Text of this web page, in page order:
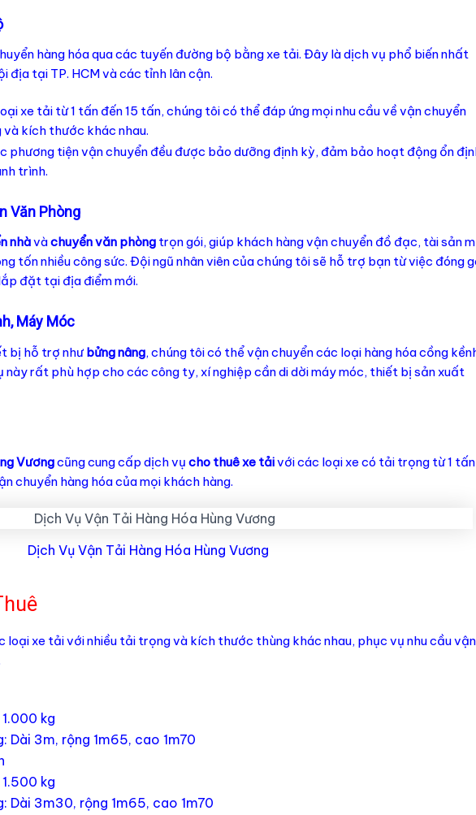
hàng hóa qua các tuyến đường bộ bằng xe tải. Đây là dịch vụ phổ biến nhất
địa tại TP. HCM và các tỉnh lân cận.
xe tải từ 1 tấn đến 15 tấn, chúng tôi có thể đáp ứng mọi nhu cầu về vận chuyển
kích thước khác nhau.
phương tiện vận chuyển đều được bảo dưỡng định kỳ, đảm bảo hoạt động ổn
trình.
Văn Phòng
nhàvàchuyển văn phòng trọn gói, giúp khách hàng vận chuyển đồ đạc, tài sản
tốn nhiều công sức. Đội ngũ nhân viên của chúng tôi sẽ hỗ trợ bạn từ việc đóng
đặt tại địa điểm mới.
Máy Móc
bị hỗ trợ như bửng nâng, chúng tôi có thể vận chuyển các loại hàng hóa cồng
này rất phù hợp cho các công ty, xí nghiệp cần di dời máy móc, thiết bị sản xuất
Vươngcũng cung cấp dịch vụ cho thuê xe tảivới các loại xe có tải trọng từ 1 tấn
chuyển hàng hóa của mọi khách hàng.
Dịch Vụ Vận Tải Hàng Hóa Hùng Vương
loại xe tải với nhiều tải trọng và kích thước thùng khác nhau, phục vụ nhu cầu vận
kg
Dài 3m, rộng 1m65, cao 1m70
kg
Dài 3m30, rộng 1m65, cao 1m70